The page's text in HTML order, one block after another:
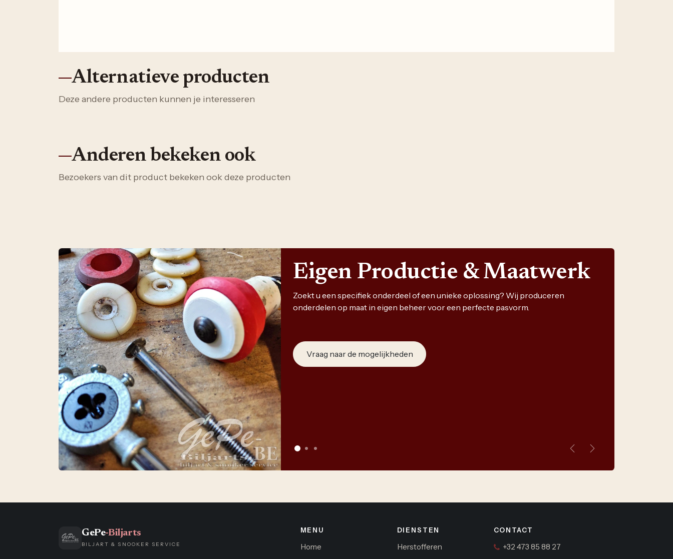
Alternatieve producten
Deze andere producten kunnen je interesseren
Anderen bekeken ook
Bezoekers van dit product bekeken ook deze producten
Eigen Productie & Maatwerk
Zoekt u een specifiek onderdeel of een unieke oplossing? Wij produceren
onderdelen op maat in eigen beheer voor een perfecte pasvorm.
Vraag naar de mogelijkheden
VorigeVolgende
GePe-Biljarts
BILJART & SNOOKER SERVICE
MENU
Home
DIENSTEN
Herstofferen
CONTACT
+32 473 85 88 27